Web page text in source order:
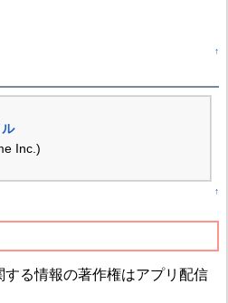
↑
Inc.)
↑
る情報の著作権はアプリ配信